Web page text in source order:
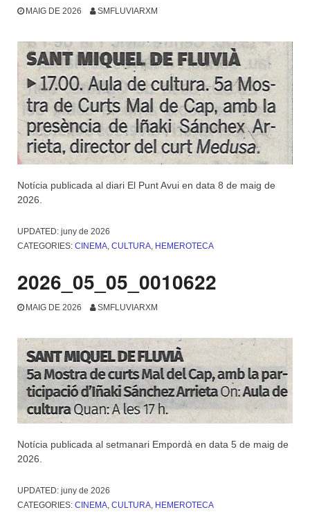
MAIG DE 2026 SMFLUVIARXM
Notícia publicada al diari El Punt Avui en data 8 de maig de
2026.
UPDATED: juny de 2026
CATEGORIES: CINEMA CULTURA HEMEROTECA
2026_05_05_0010622
MAIG DE 2026 SMFLUVIARXM
Notícia publicada al setmanari Empordà en data 5 de maig de
2026.
UPDATED: juny de 2026
CATEGORIES: CINEMA, CULTURA, HEMEROTECA